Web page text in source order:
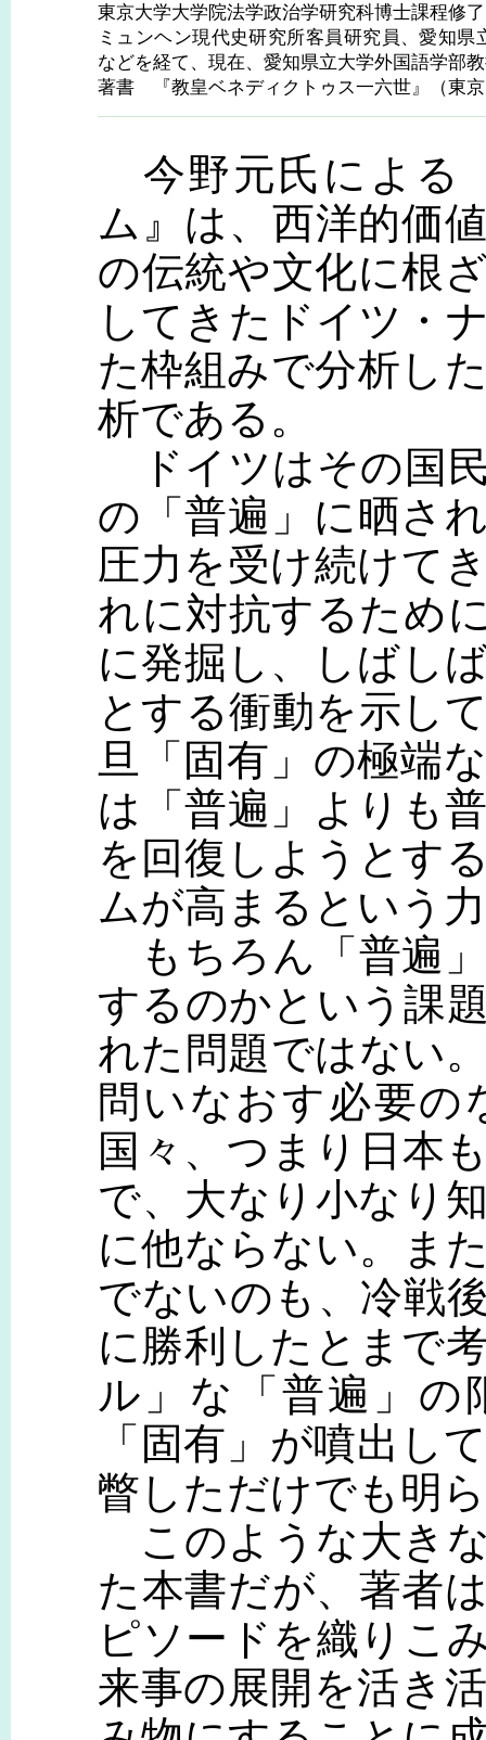
東京大学大学院法学政治学研究科博士課程修
ミュンヘン現代史研究所客員研究員、愛知県
などを経て、現在、愛知県立大学外国語学部
著書 『教皇ベネディクトゥス一六世』（東
今野元氏による
ム』は、西洋的価
の伝統や文化に根
してきたドイツ・
た枠組みで分析し
析である。
ドイツはその国
の「普遍」に晒さ
圧力を受け続けて
れに対抗するため
に発掘し、しばし
とする衝動を示し
旦「固有」の極端
は「普遍」よりも
を回復しようとす
ムが高まるという
もちろん「普遍
するのかという課
れた問題ではない
問いなおす必要の
国々、つまり日本
で、大なり小なり
に他ならない。ま
でないのも、冷戦
に勝利したとまで
ル」な「普遍」の
「固有」が噴出し
瞥しただけでも明
このような大き
た本書だが、著者
ピソードを織りこ
来事の展開を活き